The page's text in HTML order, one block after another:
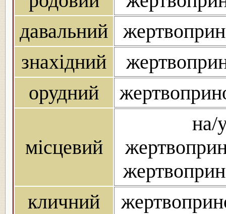
давальний
знахідний
орудний
місцевий
на/
кличний